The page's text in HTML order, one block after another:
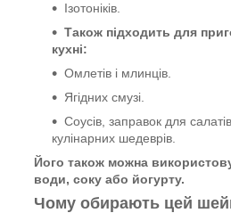
Ізотоніків.
Також підходить для
кухні:
Омлетів і млинців.
Ягідних смузі.
Соусів, заправок для
кулінарних шедеврів.
Його також можна
води, соку або йогурту.
Чому обирають цей